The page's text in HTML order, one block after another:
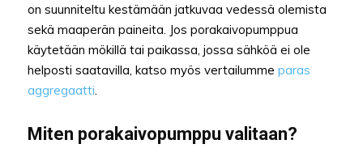
on suunniteltu kestämään jatkuvaa vedessä olemista
sekä maaperän paineita. Jos porakaivopumppua
käytetään mökillä tai paikassa, jossa sähköä ei ole
helposti saatavilla, katso myös vertailumme paras
aggregaatti
Miten porakaivopumppu valitaan?